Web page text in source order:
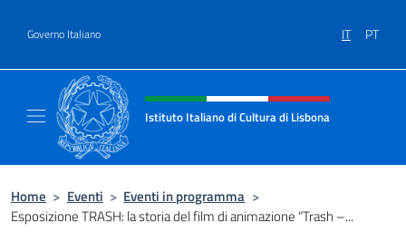
Governo Italiano IT PT
Intestazione sito, social e menù
Istituto Italiano di Cultura di Lisbona
Home > Eventi > Eventi in programma >
Esposizione TRASH: la storia del film di animazione “Trash –...